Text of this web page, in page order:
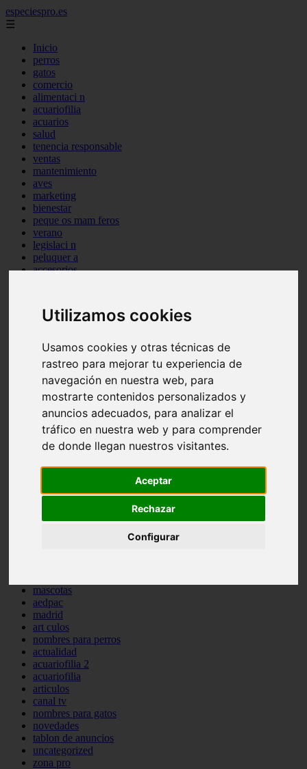
Utilizamos cookies
Usamos cookies y otras técnicas de
rastreo para mejorar tu experiencia de
navegación en nuestra web, para
mostrarte contenidos personalizados y
anuncios adecuados, para analizar el
tráfico en nuestra web y para comprender
de donde llegan nuestros visitantes.
Aceptar
Rechazar
Configurar
especiespro.es
☰
Inicio
perros
gatos
comercio
alimentaci n
acuariofilia
acuarios
salud
tenencia responsable
ventas
mantenimiento
aves
marketing
bienestar
peque os mam feros
verano
legislaci n
peluquer a
accesorios
consejos
comportamiento
reptiles
abandono
adopci n
ferias
higiene
snacks
acuario
iberzoo propet
comercios
estanques
viajar
cr a
mascotas
aedpac
madrid
art culos
nombres para perros
actualidad
acuariofilia 2
acuariofilia
articulos
canal tv
nombres para gatos
novedades
tablon de anuncios
uncategorized
zona pro